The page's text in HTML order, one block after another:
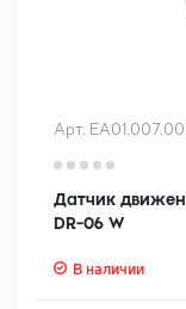
Арт.
Датчик
DR-06 W
В наличии